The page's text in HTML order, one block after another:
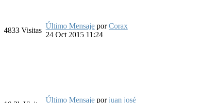
4833 Visitas
Último Mensaje porCorax
24 Oct 2015 11:24
Último Mensaje porjuan josé